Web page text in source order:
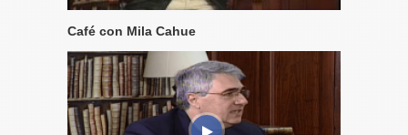
Café con Mila Cahue